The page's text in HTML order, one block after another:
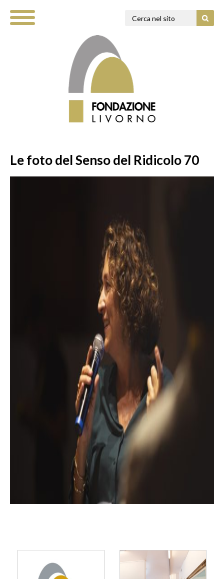
Le foto del Senso del Ridicolo 70